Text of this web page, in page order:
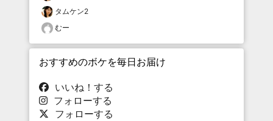
タムケン2
むー
おすすめのボケを毎日お届け
いいね！する
フォローする
フォローする